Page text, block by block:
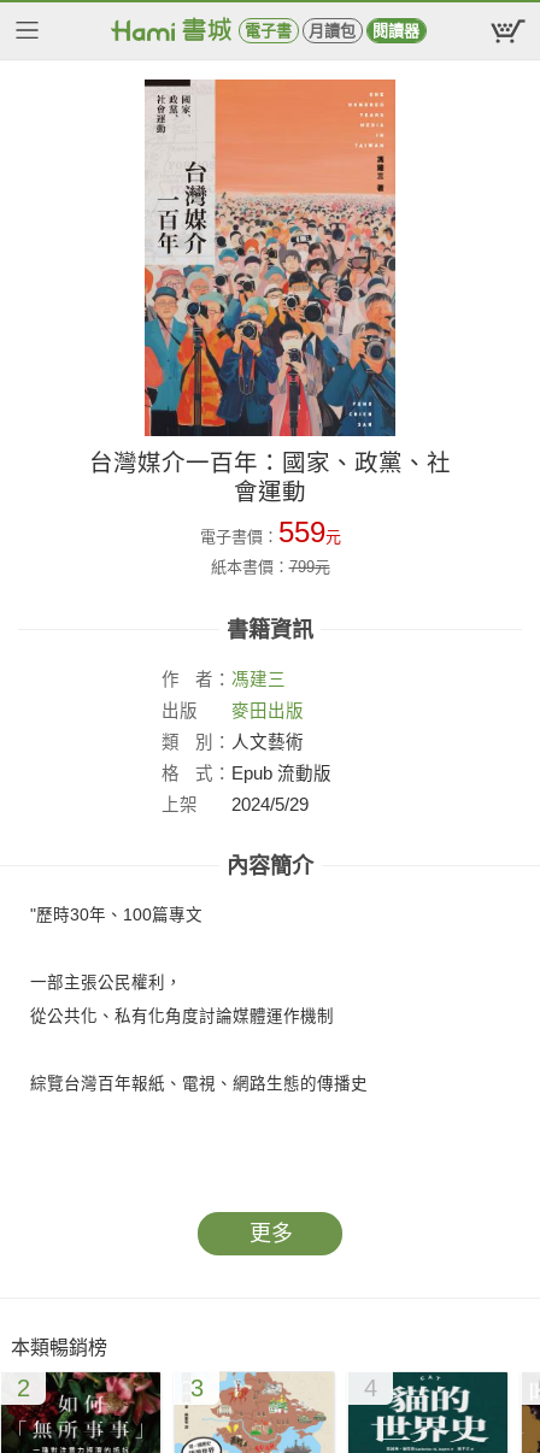
電子書 月讀包 閱讀器
台灣媒介一百年：國家、政黨、社
會運動
電子書價： 559元
紙本書價：799元
書籍資訊
作 者： 馮建三
出版
社：
麥田出版
類
別： 人文藝術
格
式： Epub 流動版
上架
2024/5/29
內容簡介
"歷時30年、100篇專文
一部主張公民權利，
從公共化、私有化角度討論媒體運作機制
綜覽台灣百年報紙、電視、網路生態的傳播史
更多
本類暢銷榜
2 3 4